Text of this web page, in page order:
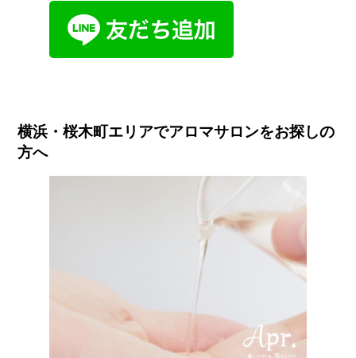
横浜・桜木町エリアでアロマサロンをお探しの
方へ